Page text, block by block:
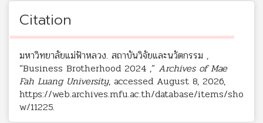
Citation
มหาวิทยาลัยแม่ฟ้าหลวง. สถาบันวิจัยและนวัตกรรม ,
“Business Brotherhood 2024 ,” Archives of Mae
Fah Luang University, accessed August 8, 2026,
https://web.archives.mfu.ac.th/database/items/sho
w/11225.